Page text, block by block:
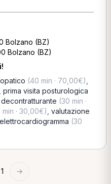
Bolzano (BZ)
Bolzano (BZ)
(40 min · 70,00€)
prima visita posturologica
(30 min ·
min · 30,00€) valutazione
elettrocardiogramma (30
→